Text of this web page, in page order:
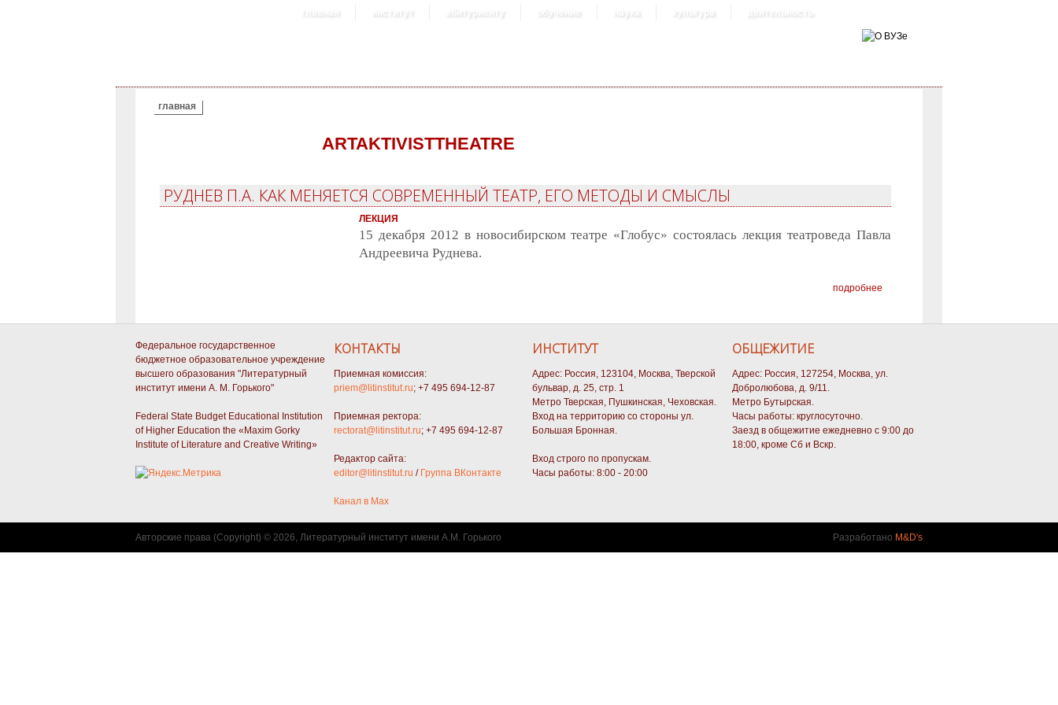
главная институт абитуриенту обучение наука культура деятельность
ВЫ ЗДЕСЬ
главная
ARTAKTIVISTTHEATRE
РУДНЕВ П.А. КАК МЕНЯЕТСЯ СОВРЕМЕННЫЙ ТЕАТР, ЕГО МЕТОДЫ И СМЫСЛЫ
ЛЕКЦИЯ
15 декабря 2012 в новосибирском театре «Глобус» состоялась лекция театроведа Павла
Андреевича Руднева.
подробнее
Федеральное государственное
бюджетное образовательное учреждение
высшего образования "Литературный
институт имени А. М. Горького"
Federal State Budget Educational Institution
of Higher Education the «Maxim Gorky
Institute of Literature and Creative Writing»
КОНТАКТЫ
Приемная комиссия:
priem@litinstitut.ru; +7 495 694-12-87
Приемная ректора:
rectorat@litinstitut.ru; +7 495 694-12-87
Редактор сайта:
editor@litinstitut.ru / Группа ВКонтакте
Канал в Max
ИНСТИТУТ
Адрес: Россия, 123104, Москва, Тверской
бульвар, д. 25, стр. 1
Метро Тверская, Пушкинская, Чеховская.
Вход на территорию со стороны ул.
Большая Бронная.
Вход строго по пропускам.
Часы работы: 8:00 - 20:00
ОБЩЕЖИТИЕ
Адрес: Россия, 127254, Москва, ул.
Добролюбова, д. 9/11.
Метро Бутырская.
Часы работы: круглосуточно.
Заезд в общежитие ежедневно с 9:00 до
18:00, кроме Сб и Вскр.
Авторские права (Copyright) © 2026, Литературный институт имени А.М. Горького Разработано M&D's